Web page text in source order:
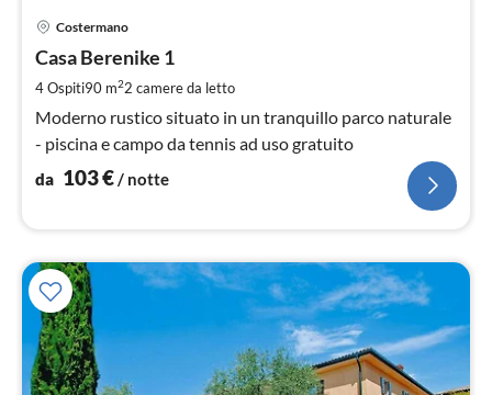
Costermano
Casa Berenike 1
4 Ospiti90 m22 camere da letto
Moderno rustico situato in un tranquillo parco naturale
- piscina e campo da tennis ad uso gratuito
da 103€/ notte